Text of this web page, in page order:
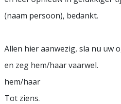
(naam persoon), bedankt.
Allen hier aanwezig, sla nu uw
en zeg hem/haar vaarwel.
hem/haar
Tot ziens.